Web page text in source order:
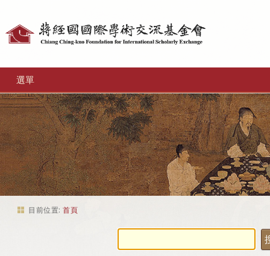
選單
目前位置: 首頁